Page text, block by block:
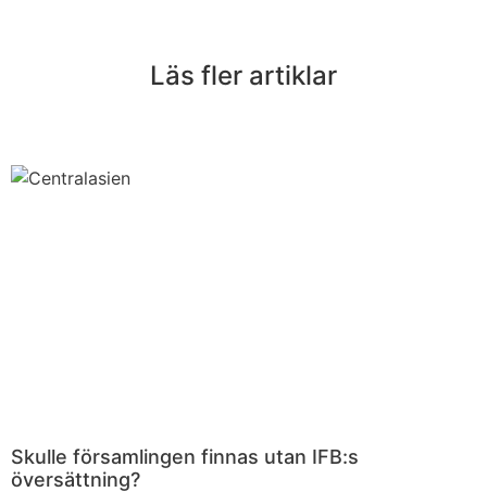
Läs fler artiklar
Skulle församlingen finnas utan IFB:s
översättning?